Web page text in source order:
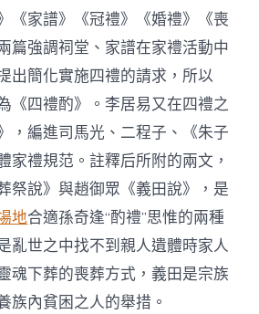
《家譜》《冠禮》《婚禮》《喪
篇強調祠堂、家譜在家禮活動中
出簡化實施四禮的請求，所以
《四禮酌》。李居易又在四禮之
，編進司馬光、二程子、《朱子
家禮規范。註釋后所附的兩文，
祭說》與趙御眾《義田說》，是
地合適孫奇逢“酌禮”思惟的兩種
亂世之中找不到親人遺體時家人
魂下葬的喪葬方式，義田是宗族
族內貧困之人的舉措。